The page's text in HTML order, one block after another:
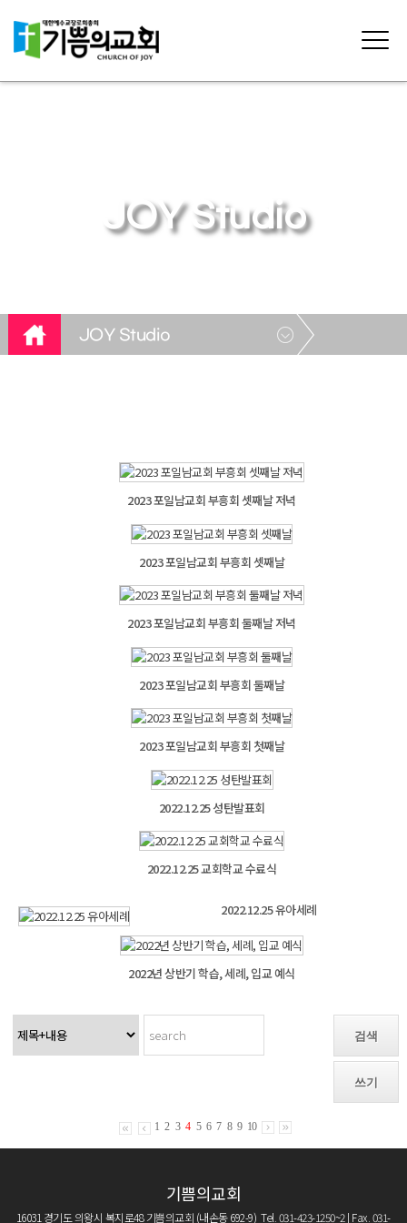
JOY Studio
JOY Studio
2023 포일남교회 부흥회 셋째날 저녁
2023 포일남교회 부흥회 셋째날
2023 포일남교회 부흥회 둘째날 저녁
2023 포일남교회 부흥회 둘째날
2023 포일남교회 부흥회 첫째날
2022.12.25 성탄발표회
2022.12.25 교회학교 수료식
2022.12.25 유아세례
2022년 상반기 학습, 세례, 입교 예식
검색
쓰기
1 2 3 4 5 6 7 8 9 10
기쁨의교회
16031 경기도 의왕시 복지로48 기쁨의교회 (내손동 692-9) Tel. 031-423-1250~2 | Fax. 031-